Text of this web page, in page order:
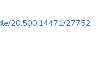
20.500.14471/27752